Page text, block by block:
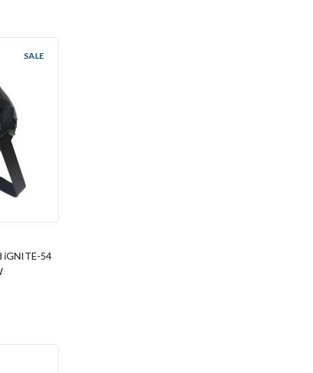
SALE
iGNITE-54